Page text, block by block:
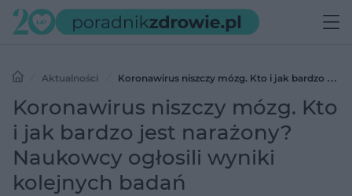
Aktualności
Koronawirus niszczy mózg. Kto i jak bardzo jest
narażony? Naukowcy ogłosili wyniki kolejnych badań
Koronawirus niszczy mózg. Kto
i jak bardzo jest narażony?
Naukowcy ogłosili wyniki
kolejnych badań